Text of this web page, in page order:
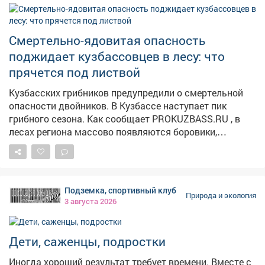
Смертельно-ядовитая опасность
поджидает кузбассовцев в лесу: что
прячется под листвой
Кузбасских грибников предупредили о смертельной
опасности двойников. В Кузбассе наступает пик
грибного сезона. Как сообщает PROKUZBASS.RU , в
лесах региона массово появляются боровики,
подосиновики и лисички. Однако вместе с ними в
корзину могут попасть и опасные двойники. Особую
галериной окаймлённой, которая чаще растёт на
хвойной древесине, тогда как опята предпочитают
берёзу, осину и другие лиственные деревья. Также в
лесах Кузбасса встречаются бледная поганка и
пантерный мухомор. Последний содержит токсины,
поражающие нервную систему. Грибникам
Подземка, спортивный клуб
3 августа 2026
Природа и экология
Дети, саженцы, подростки
Иногда хороший результат требует времени. Вместе с